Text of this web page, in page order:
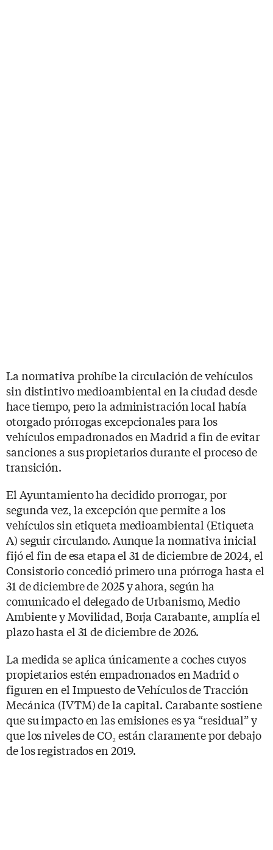
La normativa prohíbe la circulación de vehículos
sin distintivo medioambiental en la ciudad desde
hace tiempo, pero la administración local había
otorgado prórrogas excepcionales para los
vehículos empadronados en Madrid a fin de evitar
sanciones a sus propietarios durante el proceso de
transición.
El Ayuntamiento ha decidido prorrogar, por
segunda vez, la excepción que permite a los
vehículos sin etiqueta medioambiental (Etiqueta
A) seguir circulando. Aunque la normativa inicial
fijó el fin de esa etapa el 31 de diciembre de 2024, el
Consistorio concedió primero una prórroga hasta el
31 de diciembre de 2025 y ahora, según ha
comunicado el delegado de Urbanismo, Medio
Ambiente y Movilidad, Borja Carabante, amplía el
plazo hasta el 31 de diciembre de 2026.
La medida se aplica únicamente a coches cuyos
propietarios estén empadronados en Madrid o
figuren en el Impuesto de Vehículos de Tracción
Mecánica (IVTM) de la capital. Carabante sostiene
que su impacto en las emisiones es ya “residual” y
que los niveles de CO₂ están claramente por debajo
de los registrados en 2019.